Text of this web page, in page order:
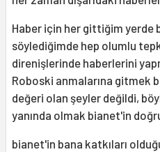
Haber için her gittiğim yerde
söylediğimde hep olumlu
direnişlerinde haberlerini
Roboski anmalarına gitmek
değeri olan şeyler değildi,
yanında olmak bianet'in
bianet'in bana katkıları